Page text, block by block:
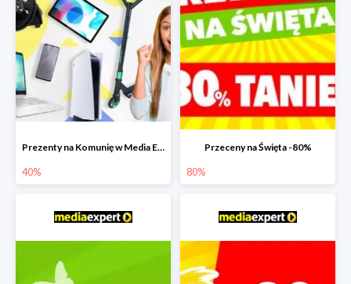
Prezenty na Komunię w Media Expert do -40%
40%
Przeceny na Święta -80%
80%